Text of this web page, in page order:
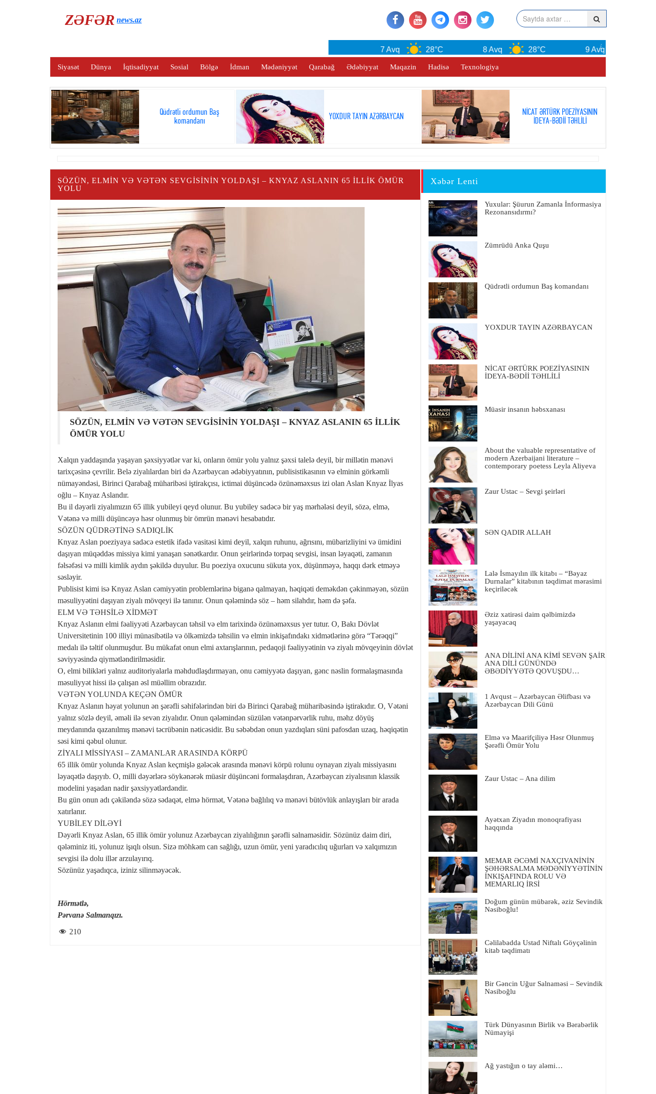
ZƏFƏRnews.az
7 Avq 28°C 8 Avq 28°C 9 Avq
Siyasət Dünya İqtisadiyyat Sosial Bölgə İdman Mədəniyyət Qarabağ Ədəbiyyat Maqazin Hadisə Texnologiya
Qüdrətli ordumun Baş
komandanı
YOXDUR TAYIN AZƏRBAYCAN
NİCAT ƏRTÜRK POEZİYASININ
İDEYA-BƏDİİ TƏHLİLİ
SÖZÜN, ELMİN VƏ VƏTƏN SEVGİSİNİN YOLDAŞI – KNYAZ ASLANIN 65 İLLİK ÖMÜR
YOLU
SÖZÜN, ELMİN VƏ VƏTƏN SEVGİSİNİN YOLDAŞI – KNYAZ ASLANIN 65 İLLİK
ÖMÜR YOLU
Xalqın yaddaşında yaşayan şəxsiyyətlər var ki, onların ömür yolu yalnız şəxsi talelə deyil, bir millətin mənəvi
tarixçəsinə çevrilir. Belə ziyalılardan biri də Azərbaycan ədəbiyyatının, publisistikasının və elminin görkəmli
nümayəndəsi, Birinci Qarabağ müharibəsi iştirakçısı, ictimai düşüncədə özünəməxsus izi olan Aslan Knyaz İlyas
oğlu – Knyaz Aslandır.
Bu il dəyərli ziyalımızın 65 illik yubileyi qeyd olunur. Bu yubiley sadəcə bir yaş mərhələsi deyil, sözə, elmə,
Vətənə və milli düşüncəyə həsr olunmuş bir ömrün mənəvi hesabatıdır.
SÖZÜN QÜDRƏTİNƏ SADIQLİK
Knyaz Aslan poeziyaya sadəcə estetik ifadə vasitəsi kimi deyil, xalqın ruhunu, ağrısını, mübarizliyini və ümidini
daşıyan müqəddəs missiya kimi yanaşan sənətkardır. Onun şeirlərində torpaq sevgisi, insan ləyaqəti, zamanın
fəlsəfəsi və milli kimlik aydın şəkildə duyulur. Bu poeziya oxucunu sükuta yox, düşünməyə, haqqı dərk etməyə
səsləyir.
Publisist kimi isə Knyaz Aslan cəmiyyətin problemlərinə biganə qalmayan, həqiqəti deməkdən çəkinməyən, sözün
məsuliyyətini daşıyan ziyalı mövqeyi ilə tanınır. Onun qələmində söz – həm silahdır, həm də şəfa.
ELM VƏ TƏHSİLƏ XİDMƏT
Knyaz Aslanın elmi fəaliyyəti Azərbaycan təhsil və elm tarixində özünəməxsus yer tutur. O, Bakı Dövlət
Universitetinin 100 illiyi münasibətilə və ölkəmizdə təhsilin və elmin inkişafındakı xidmətlərinə görə “Tərəqqi”
medalı ilə təltif olunmuşdur. Bu mükafat onun elmi axtarışlarının, pedaqoji fəaliyyətinin və ziyalı mövqeyinin dövlət
səviyyəsində qiymətləndirilməsidir.
O, elmi bilikləri yalnız auditoriyalarla məhdudlaşdırmayan, onu cəmiyyətə daşıyan, gənc nəslin formalaşmasında
məsuliyyət hissi ilə çalışan əsl müəllim obrazıdır.
VƏTƏN YOLUNDA KEÇƏN ÖMÜR
Knyaz Aslanın həyat yolunun ən şərəfli səhifələrindən biri də Birinci Qarabağ müharibəsində iştirakıdır. O, Vətəni
yalnız sözlə deyil, əməli ilə sevən ziyalıdır. Onun qələmindən süzülən vətənpərvərlik ruhu, məhz döyüş
meydanında qazanılmış mənəvi təcrübənin nəticəsidir. Bu səbəbdən onun yazdıqları süni pafosdan uzaq, həqiqətin
səsi kimi qəbul olunur.
ZİYALI MİSSİYASI – ZAMANLAR ARASINDA KÖRPÜ
65 illik ömür yolunda Knyaz Aslan keçmişlə gələcək arasında mənəvi körpü rolunu oynayan ziyalı missiyasını
ləyaqətlə daşıyıb. O, milli dəyərlərə söykənərək müasir düşüncəni formalaşdıran, Azərbaycan ziyalısının klassik
modelini yaşadan nadir şəxsiyyətlərdəndir.
Bu gün onun adı çəkiləndə sözə sədaqət, elmə hörmət, Vətənə bağlılıq və mənəvi bütövlük anlayışları bir arada
xatırlanır.
YUBİLEY DİLƏYİ
Dəyərli Knyaz Aslan, 65 illik ömür yolunuz Azərbaycan ziyalılığının şərəfli salnaməsidir. Sözünüz daim diri,
qələminiz iti, yolunuz işıqlı olsun. Sizə möhkəm can sağlığı, uzun ömür, yeni yaradıcılıq uğurları və xalqımızın
sevgisi ilə dolu illər arzulayırıq.
Sözünüz yaşadıqca, iziniz silinməyəcək.
Hörmətlə,
Pərvanə Salmanqızı.
210
Xəbər Lenti
Yuxular: Şüurun Zamanla İnformasiya
Rezonansıdırmı?
Zümrüdü Anka Quşu
Qüdrətli ordumun Baş komandanı
YOXDUR TAYIN AZƏRBAYCAN
NİCAT ƏRTÜRK POEZİYASININ
İDEYA-BƏDİİ TƏHLİLİ
Müasir insanın həbsxanası
About the valuable representative of
modern Azerbaijani literature –
contemporary poetess Leyla Aliyeva
Zaur Ustac – Sevgi şeirləri
SƏN QADIR ALLAH
Lalə İsmayılın ilk kitabı – “Bəyaz
Durnalar” kitabının təqdimat mərasimi
keçiriləcək
Əziz xatirəsi daim qəlbimizdə
yaşayacaq
ANA DİLİNİ ANA KİMİ SEVƏN ŞAİR
ANA DİLİ GÜNÜNDƏ
ƏBƏDİYYƏTƏ QOVUŞDU…
1 Avqust – Azərbaycan Əlifbası və
Azərbaycan Dili Günü
Elmə və Maarifçiliyə Həsr Olunmuş
Şərəfli Ömür Yolu
Zaur Ustac – Ana dilim
Ayətxan Ziyadın monoqrafiyası
haqqında
MEMAR ƏCƏMİ NAXÇIVANİNİN
ŞƏHƏRSALMA MƏDƏNİYYƏTİNİN
İNKIŞAFINDA ROLU VƏ
MEMARLIQ İRSİ
Doğum günün mübarək, əziz Sevindik
Nəsiboğlu!
Cəlilabadda Ustad Niftalı Göyçəlinin
kitab təqdimatı
Bir Gəncin Uğur Salnaməsi – Sevindik
Nəsiboğlu
Türk Dünyasının Birlik və Bərabərlik
Nümayişi
Ağ yastığın o tay aləmi…